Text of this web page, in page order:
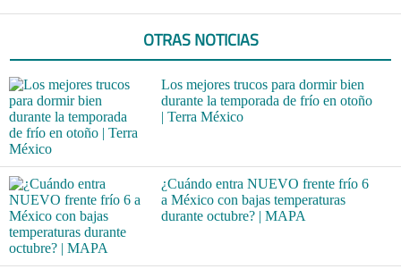
OTRAS NOTICIAS
Los mejores trucos para dormir bien
durante la temporada de frío en otoño
| Terra México
¿Cuándo entra NUEVO frente frío 6
a México con bajas temperaturas
durante octubre? | MAPA